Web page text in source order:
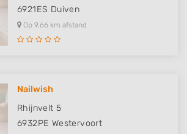
6921ES Duiven
Op 9,66 km afstand
Nailwish
Rhijnvelt 5
6932PE Westervoort